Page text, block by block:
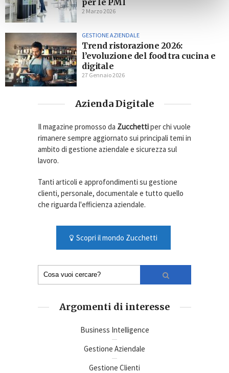
2 Marzo 2026
GESTIONE AZIENDALE
Trend ristorazione 2026:
l’evoluzione del food tra cucina e
digitale
27 Gennaio 2026
Azienda Digitale
Il magazine promosso da Zucchettiper chi vuole
rimanere sempre aggiornato sui principali temi in
ambito di gestione aziendale e sicurezza sul
lavoro.
Tanti articoli e approfondimenti su gestione
clienti, personale, documentale e tutto quello
che riguarda l'efficienza aziendale.
Scopri il mondo Zucchetti
Argomenti di interesse
Business Intelligence
Gestione Aziendale
Gestione Clienti